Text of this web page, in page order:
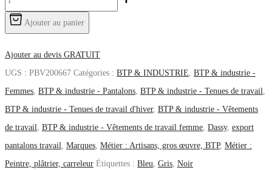
Ajouter au panier
Ajouter au devis GRATUIT
UGS : PBV200667 Catégories : BTP & INDUSTRIE BTP & industrie -
Femmes BTP & industrie - Pantalons BTP & industrie - Tenues de travail
BTP & industrie - Tenues de travail d'hiver, BTP & industrie - Vêtements
de travail
BTP & industrie - Vêtements de travail femme Dassy, export
pantalons travail
Marques Métier : Artisans, gros œuvre, BTP, Métier :
Peintre, plâtrier, carreleur Étiquettes : Bleu Gris Noir